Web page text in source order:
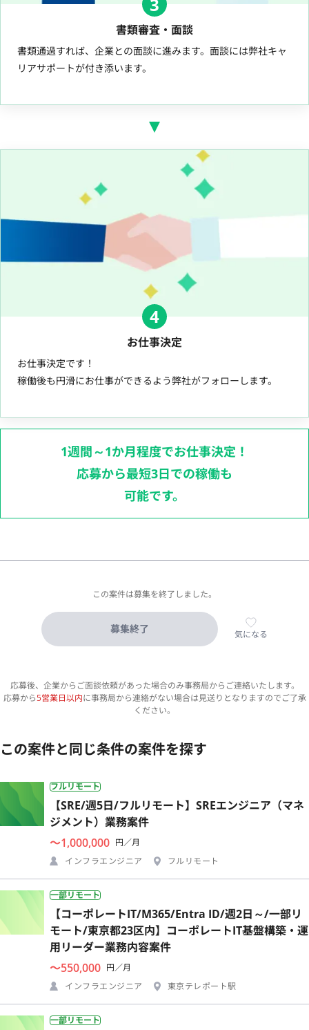
書類審査・面談
書類通過すれば、企業との面談に進みます。面談には弊社キャ
リアサポートが付き添います。
4
お仕事決定
お仕事決定です！
稼働後も円滑にお仕事ができるよう弊社がフォローします。
1週間～1か月程度でお仕事決定！
応募から最短3日での稼働も
可能です。
この案件は募集を終了しました。
募集終了 気になる
応募後、企業からご面談依頼があった場合のみ事務局からご連絡いたします。
応募から5営業日以内に事務局から連絡がない場合は見送りとなりますのでご了承
ください。
この案件と同じ条件の案件を探す
フルリモート
【SRE/週5日/フルリモート】SREエンジニア（マネ
ジメント）業務案件
〜1,000,000 円／月
インフラエンジニア
フルリモート
一部リモート
【コーポレートIT/M365/Entra ID/週2日～/一部リ
モート/東京都23区内】コーポレートIT基盤構築・運
用リーダー業務内容案件
〜550,000 円／月
インフラエンジニア
東京テレポート駅
一部リモート